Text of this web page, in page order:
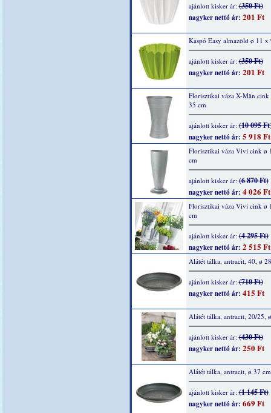
ajánlott kisker ár:(350 Ft)
nagyker nettó ár: 201 Ft
Kaspó Easy almazöld ø 11 x
ajánlott kisker ár:(350 Ft)
nagyker nettó ár: 201 Ft
Florisztikai váza X-Män
35 cm
ajánlott kisker ár:(10 095
nagyker nettó ár: 5 918 Ft
Florisztikai váza Vivi cink ø
cm
ajánlott kisker ár:(6 870 Ft)
nagyker nettó ár: 4 026 Ft
Florisztikai váza Vivi cink ø
cm
ajánlott kisker ár:(4 295 Ft)
nagyker nettó ár: 2 515 Ft
Alátét tálka, antracit, 40, ø
ajánlott kisker ár:(710 Ft)
nagyker nettó ár: 415 Ft
Alátét tálka, antracit, 20/25,
ajánlott kisker ár:(430 Ft)
nagyker nettó ár: 250 Ft
Alátét tálka, antracit, ø 37 cm
ajánlott kisker ár:(1 145 Ft)
nagyker nettó ár: 669 Ft